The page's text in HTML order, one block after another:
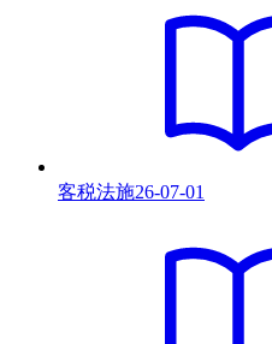
客税法施26-07-01